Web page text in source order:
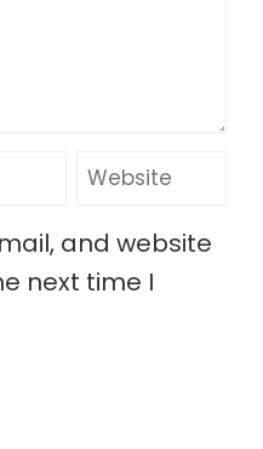
and website
next time I